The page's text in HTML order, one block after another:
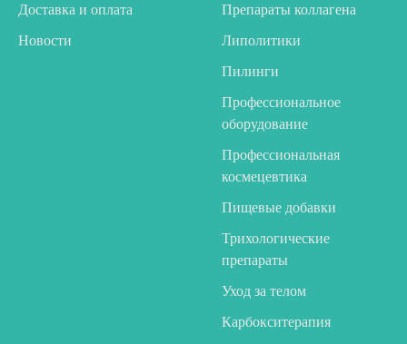
Доставка и оплата
Новости
Препараты коллагена
Липолитики
Пилинги
Профессиональное
оборудование
Профессиональная
космецевтика
Пищевые добавки
Трихологические
препараты
Уход за телом
Карбокситерапия